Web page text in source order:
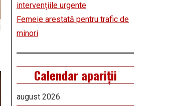
intervențiile urgente
Femeie arestată pentru trafic de
minori
Calendar apariții
august 2026